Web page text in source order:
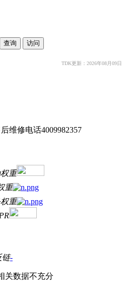
TDK更新：2026年08月09日
维修电话4009982357
重
重
重
链-
关数据不充分